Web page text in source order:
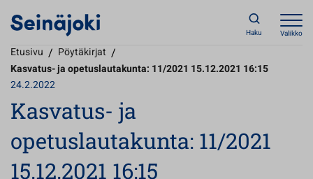
Haku Valikko
Etusivu / Pöytäkirjat /
Kasvatus- ja opetuslautakunta: 11/2021 15.12.2021 16:15
24.2.2022
Kasvatus- ja
opetuslautakunta: 11/2021
15.12.2021 16:15